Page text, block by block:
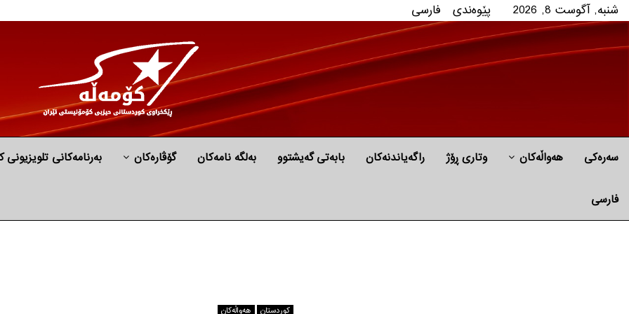
شنبه, آگوست 8, 2026 پێوه‌ندی فارسی
سەرەکی هه‌واڵه‌کان وتاری ڕۆژ راگه‌یاندنه‌كان بابه‌تی گه‌یشتوو به‌لگه‌ نامه‌كان گۆڤارەکان بەرنامەکانی تلویزیونی
فارسی
كوردستان هه‌واڵه‌کان